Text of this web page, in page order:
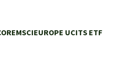
UCITS ETF